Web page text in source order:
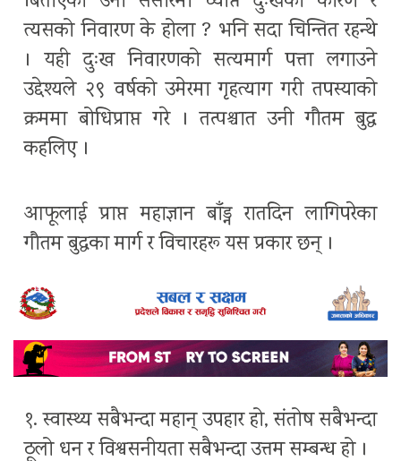
त्यसको निवारण के होला ? भनि सदा चिन्तित रहन्थे
। यही दुःख निवारणको सत्यमार्ग पत्ता लगाउने
उद्देश्यले २९ वर्षको उमेरमा गृहत्याग गरी तपस्याको
क्रममा बोधिप्राप्त गरे । तत्पश्चात उनी गौतम बुद्ध
कहलिए ।
आफूलाई प्राप्त महाज्ञान बाँड्न रातदिन लागिपरेका
गौतम बुद्धका मार्ग र विचारहरू यस प्रकार छन् ।
१. स्वास्थ्य सबैभन्दा महान् उपहार हो, संतोष सबैभन्दा
ठूलो धन र विश्वसनीयता सबैभन्दा उत्तम सम्बन्ध हो ।